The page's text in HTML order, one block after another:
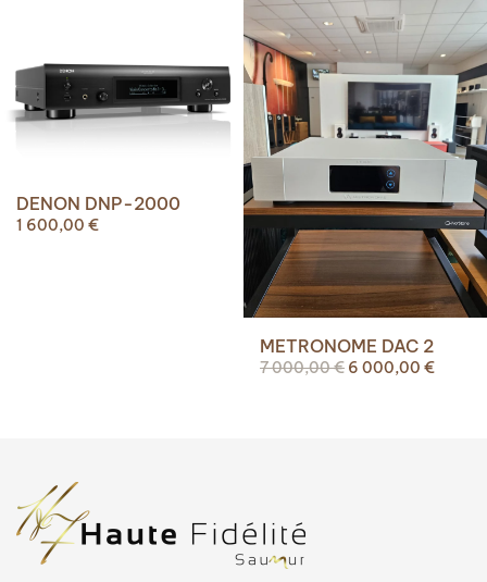
DENON DNP-2000
1 600,00 €
METRONOME DAC 2
7 000,00€ Le
6 000,00 €Le